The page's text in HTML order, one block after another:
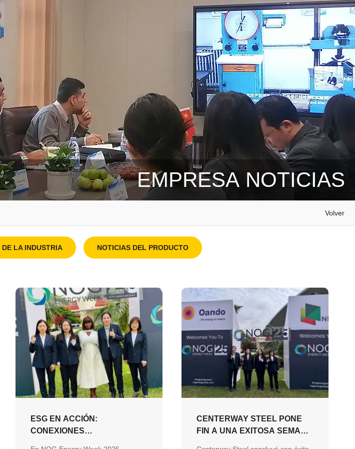
EMPRESA NOTICIAS
Volver
DE LA INDUSTRIA NOTICIAS DEL PRODUCTO
ESG EN ACCIÓN:
CONEXIONES
CENTERWAY STEEL PONE
FIN A UNA EXITOSA SEMANA